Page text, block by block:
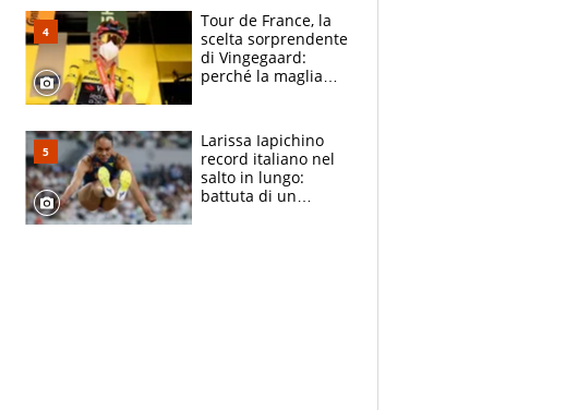
compagni
Tour de France, la
scelta sorprendente
di Vingegaard:
perché la maglia
rischio da evitare
Larissa Iapichino
record italiano nel
salto in lungo:
battuta di un